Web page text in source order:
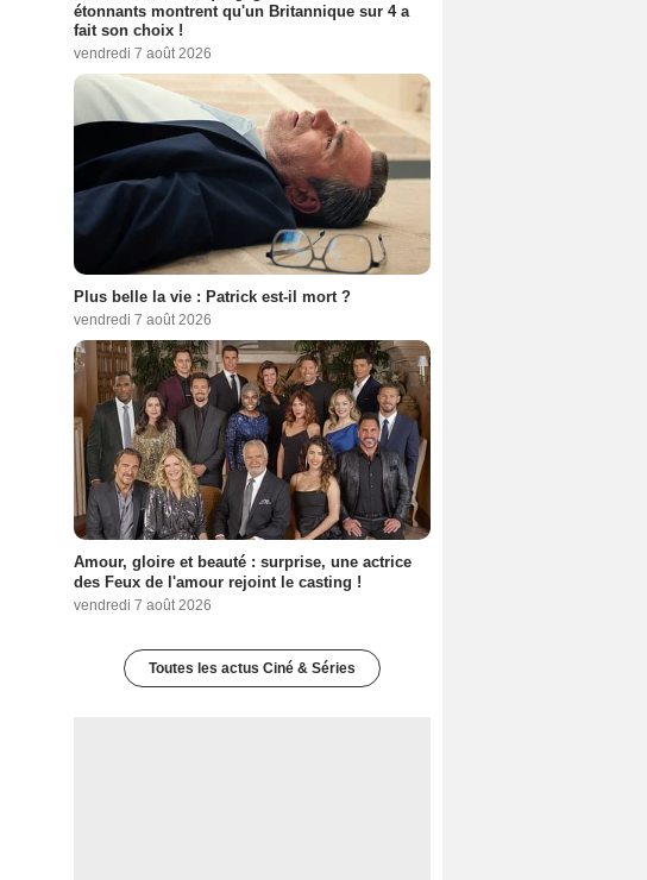
étonnants montrent qu'un Britannique sur 4 a
fait son choix !
vendredi 7 août 2026
Plus belle la vie : Patrick est-il mort ?
vendredi 7 août 2026
Amour, gloire et beauté : surprise, une actrice
des Feux de l'amour rejoint le casting !
vendredi 7 août 2026
Toutes les actus Ciné & Séries